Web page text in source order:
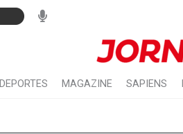
DEPORTES MAGAZINE SAPIENS